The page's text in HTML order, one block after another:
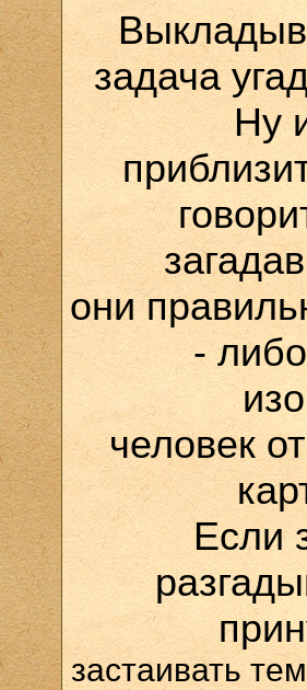
задача
Ну
они
-
человек
Если
застаивать